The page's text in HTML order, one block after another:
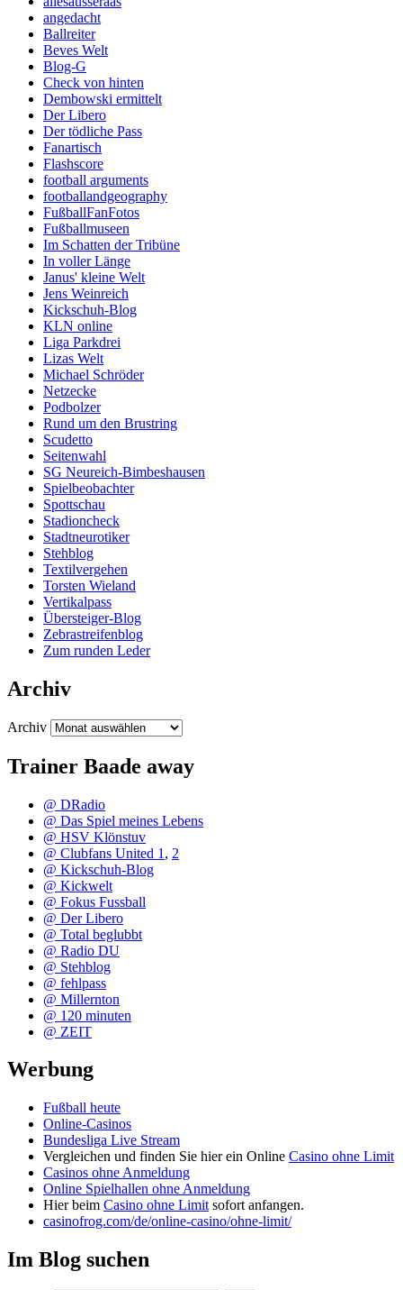
angedacht
Ballreiter
Beves Welt
Blog-G
Check von hinten
Dembowski ermittelt
Der Libero
Der tödliche Pass
Fanartisch
Flashscore
football arguments
footballandgeography
FußballFanFotos
Fußballmuseen
Im Schatten der Tribüne
In voller Länge
Janus' kleine Welt
Jens Weinreich
Kickschuh-Blog
KLN online
Liga Parkdrei
Lizas Welt
Michael Schröder
Netzecke
Podbolzer
Rund um den Brustring
Scudetto
Seitenwahl
SG Neureich-Bimbeshausen
Spielbeobachter
Spottschau
Stadioncheck
Stadtneurotiker
Stehblog
Textilvergehen
Torsten Wieland
Vertikalpass
Übersteiger-Blog
Zebrastreifenblog
Zum runden Leder
Archiv
Archiv
Trainer Baade away
@ DRadio
@ Das Spiel meines Lebens
@ HSV Klönstuv
@ Clubfans United 1 , 2
@ Kickschuh-Blog
@ Kickwelt
@ Fokus Fussball
@ Der Libero
@ Total beglubbt
@ Radio DU
@ Stehblog
@ fehlpass
@ Millernton
@ 120 minuten
@ ZEIT
Werbung
Fußball heute
Online-Casinos
Bundesliga Live Stream
Vergleichen und finden Sie hier ein Online Casino ohne Limit
Casinos ohne Anmeldung
Online Spielhallen ohne Anmeldung
Hier beim Casino ohne Limit sofort anfangen.
casinofrog.com/de/online-casino/ohne-limit/
Im Blog suchen